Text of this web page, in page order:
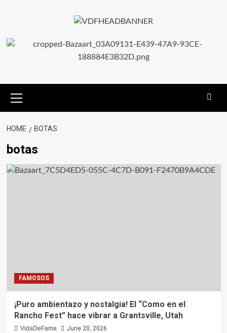
Menu
HOME BOTAS
botas
FAMOSOS
¡Puro ambientazo y nostalgia! El “Como en el
Rancho Fest” hace vibrar a Grantsville, Utah
VidaDeFama June 20, 2026